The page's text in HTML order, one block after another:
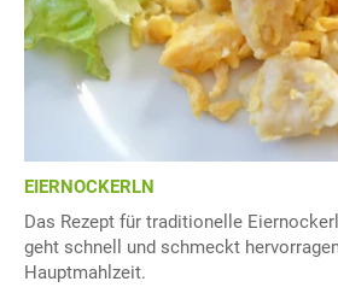
EIERNOCKERLN
Das Rezept für traditionelle
geht schnell und schmeckt
Hauptmahlzeit.